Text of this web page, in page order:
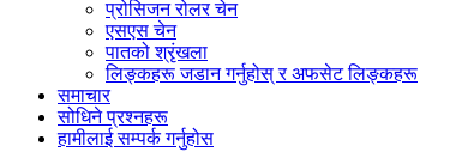
प्रोसिजन रोलर चेन
एसएस चेन
पातको श्रृंखला
लिङ्कहरू जडान गर्नुहोस् र अफसेट लिङ्कहरू
समाचार
सोधिने प्रश्नहरू
हामीलाई सम्पर्क गर्नुहोस